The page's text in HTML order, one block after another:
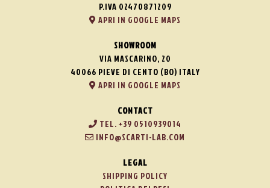
P.IVA 02470871209
APRI IN GOOGLE MAPS
SHOWROOM
VIA MASCARINO, 20
40066 PIEVE DI CENTO (BO) ITALY
APRI IN GOOGLE MAPS
CONTACT
TEL. +39 0510939014
INFO@SCARTI-LAB.COM
LEGAL
SHIPPING POLICY